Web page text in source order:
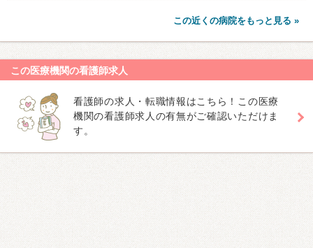
この近くの病院をもっと見る »
この医療機関の看護師求人
看護師の求人・転職情報はこちら！この医療
機関の看護師求人の有無がご確認いただけま
す。